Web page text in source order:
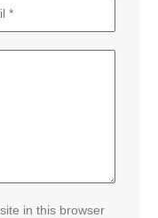
in this browser